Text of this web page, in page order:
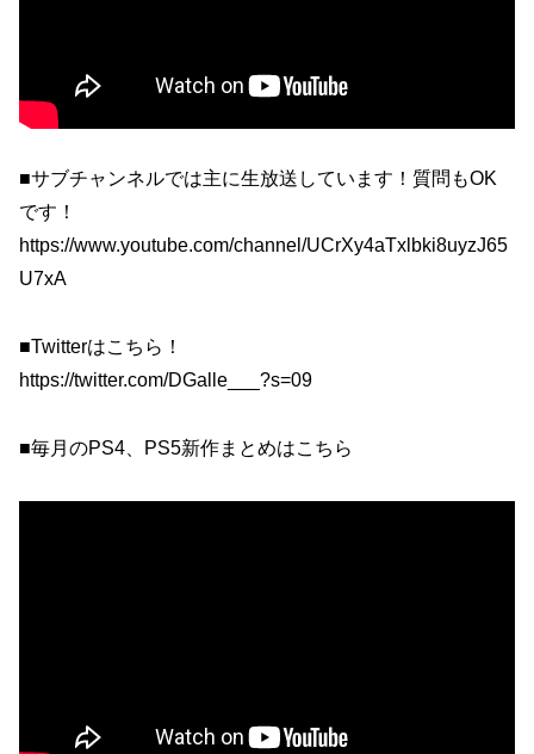
■サブチャンネルでは主に生放送しています！質問もOK
です！
https://www.youtube.com/channel/UCrXy4aTxlbki8uyzJ65
U7xA
■Twitterはこちら！
https://twitter.com/DGalle___?s=09
■毎月のPS4、PS5新作まとめはこちら